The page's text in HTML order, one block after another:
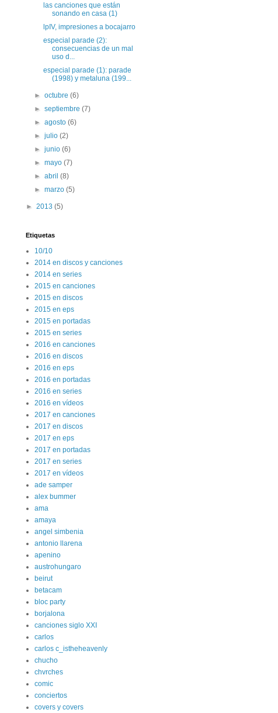
las canciones que están
sonando en casa (1)
lpIV, impresiones a bocajarro
especial parade (2):
consecuencias de un mal
uso d...
especial parade (1): parade
(1998) y metaluna (199...
►octubre(6)
►septiembre(7)
►agosto(6)
►julio(2)
►junio(6)
►mayo(7)
►abril(8)
►marzo(5)
► 2013 (5)
Etiquetas
10/10
2014 en discos y canciones
2014 en series
2015 en canciones
2015 en discos
2015 en eps
2015 en portadas
2015 en series
2016 en canciones
2016 en discos
2016 en eps
2016 en portadas
2016 en series
2016 en vídeos
2017 en canciones
2017 en discos
2017 en eps
2017 en portadas
2017 en series
2017 en vídeos
ade samper
alex bummer
ama
amaya
angel simbenia
antonio llarena
apenino
austrohungaro
beirut
betacam
bloc party
borjalona
canciones siglo XXI
carlos
carlos c_istheheavenly
chucho
chvrches
comic
conciertos
covers y covers